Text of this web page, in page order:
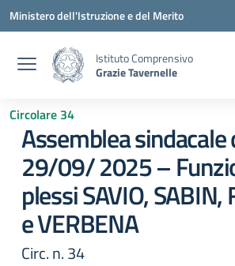
Vai ai contenuti
Vai al menu di navigazione
Vai al footer
Ministero dell'Istruzione e del Merito
Istituto Comprensivo
Grazie Tavernelle
Circolare 34
Assemblea sindacale
29/09/ 2025 –
plessi SAVIO, SABIN,
e VERBENA
Circ. n. 34